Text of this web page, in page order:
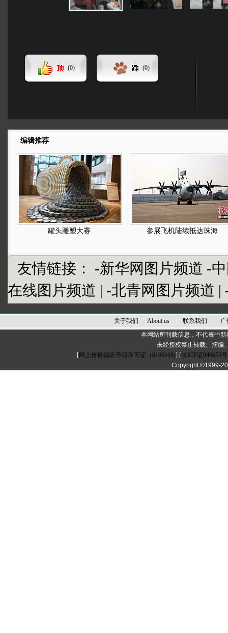
(0) (0)
编辑推荐
罐头雕塑大赛 参展飞机陆续抵达珠海
友情链接： -新华网图片频道 -
在线图片频道 | -北青网图片频道 |
关于我们 About us| 联系我们
广
本网站所刊载信息，不代表中
未经授权禁止转载、摘编
[网上传播视听节目许可证（0106168)] [京ICP证040655号
Copyright ©1999-